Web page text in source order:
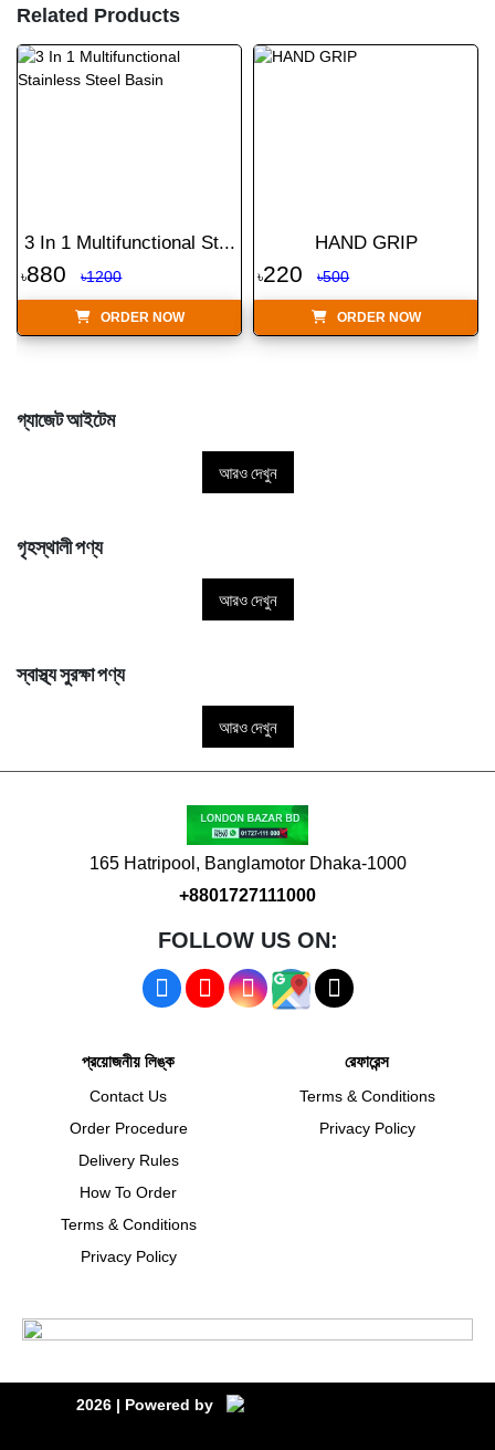
Related Products
3 In 1 Multifunctional St...
৳880 ৳1200
ORDER NOW
HAND GRIP
৳220 ৳500
ORDER NOW
গ্যাজেট আইটেম
আরও দেখুন
গৃহস্থালী পণ্য
আরও দেখুন
স্বাস্থ্য সুরক্ষা পণ্য
আরও দেখুন
165 Hatripool, Banglamotor Dhaka-1000
+8801727111000
FOLLOW US ON:
প্রয়োজনীয় লিঙ্ক
Contact Us
Order Procedure
Delivery Rules
How To Order
Terms & Conditions
Privacy Policy
রেফারেন্স
Terms & Conditions
Privacy Policy
2026 | Powered by